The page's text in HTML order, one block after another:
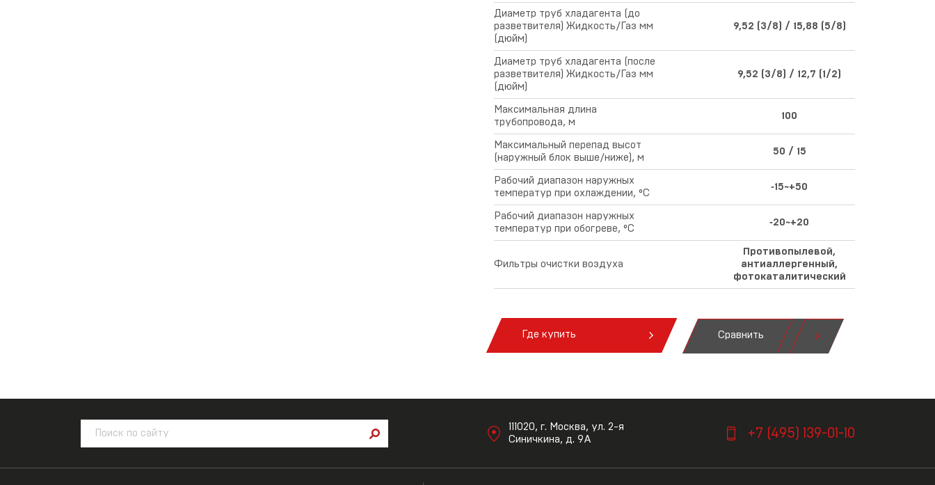
Диаметр труб хладагента (до
разветвителя) Жидкость/Газ мм
(дюйм)
9,52 (3/8) / 15,88 (5/8)
Диаметр труб хладагента (после
разветвителя) Жидкость/Газ мм
(дюйм)
9,52 (3/8) / 12,7 (1/2)
Максимальная длина
трубопровода, м
100
Максимальный перепад высот
(наружный блок выше/ниже), м
50 / 15
Рабочий диапазон наружных
температур при охлаждении, °С
‑15~+50
Рабочий диапазон наружных
температур при обогреве, °С
‑20~+20
Фильтры очистки воздуха
Противопылевой,
антиаллергенный,
фотокаталитический
Где купить Сравнить
111020, г. Москва, ул. 2-я
Синичкина, д. 9А
+7 (495) 139-01-10